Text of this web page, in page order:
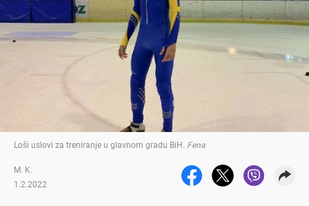
Loši uslovi za treniranje u glavnom gradu BiH. Fena
M. K.
1.2.2022